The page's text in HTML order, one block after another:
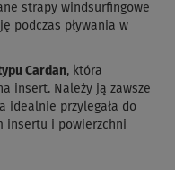
strapy windsurfingowe
podczas pływania w
Cardan, która
insert. Należy ją zawsze
idealnie przylegała do
insertu i powierzchni